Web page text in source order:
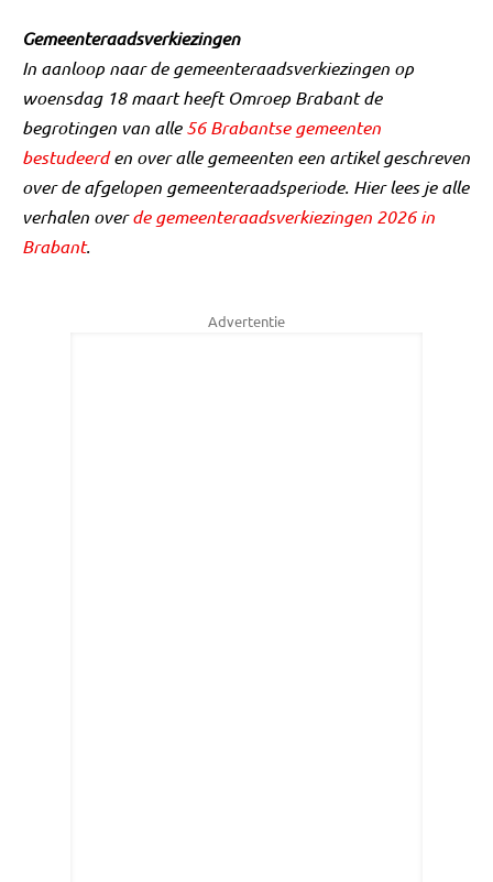
Gemeenteraadsverkiezingen
In aanloop naar de gemeenteraadsverkiezingen op
woensdag 18 maart heeft Omroep Brabant de
begrotingen van alle56 Brabantse gemeenten
bestudeerden over alle gemeenten een artikel geschreven
over de afgelopen gemeenteraadsperiode. Hier lees je alle
verhalen overde gemeenteraadsverkiezingen 2026 in
Brabant.
Advertentie